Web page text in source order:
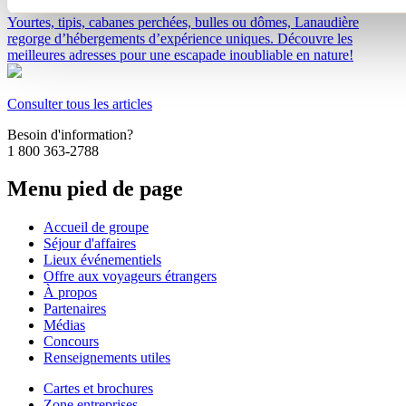
Yourtes, tipis, cabanes perchées, bulles ou dômes, Lanaudière
regorge d’hébergements d’expérience uniques. Découvre les
meilleures adresses pour une escapade inoubliable en nature!
Consulter tous les articles
Besoin d'information?
1 800 363-2788
Menu pied de page
Accueil de groupe
Séjour d'affaires
Lieux événementiels
Offre aux voyageurs étrangers
À propos
Partenaires
Médias
Concours
Renseignements utiles
Cartes et brochures